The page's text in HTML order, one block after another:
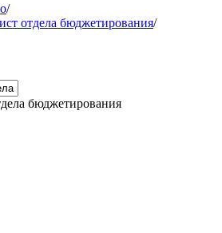
/
отдела бюджетирования/
бюджетирования